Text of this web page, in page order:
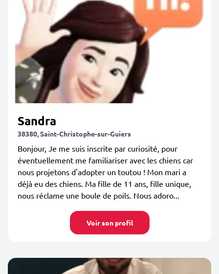
Sandra
38380, Saint-Christophe-sur-Guiers
Bonjour, Je me suis inscrite par curiosité, pour
éventuellement me familiariser avec les chiens car
nous projetons d'adopter un toutou ! Mon mari a
déjà eu des chiens. Ma fille de 11 ans, fille unique,
nous réclame une boule de poils. Nous adoro...
Voir son profil